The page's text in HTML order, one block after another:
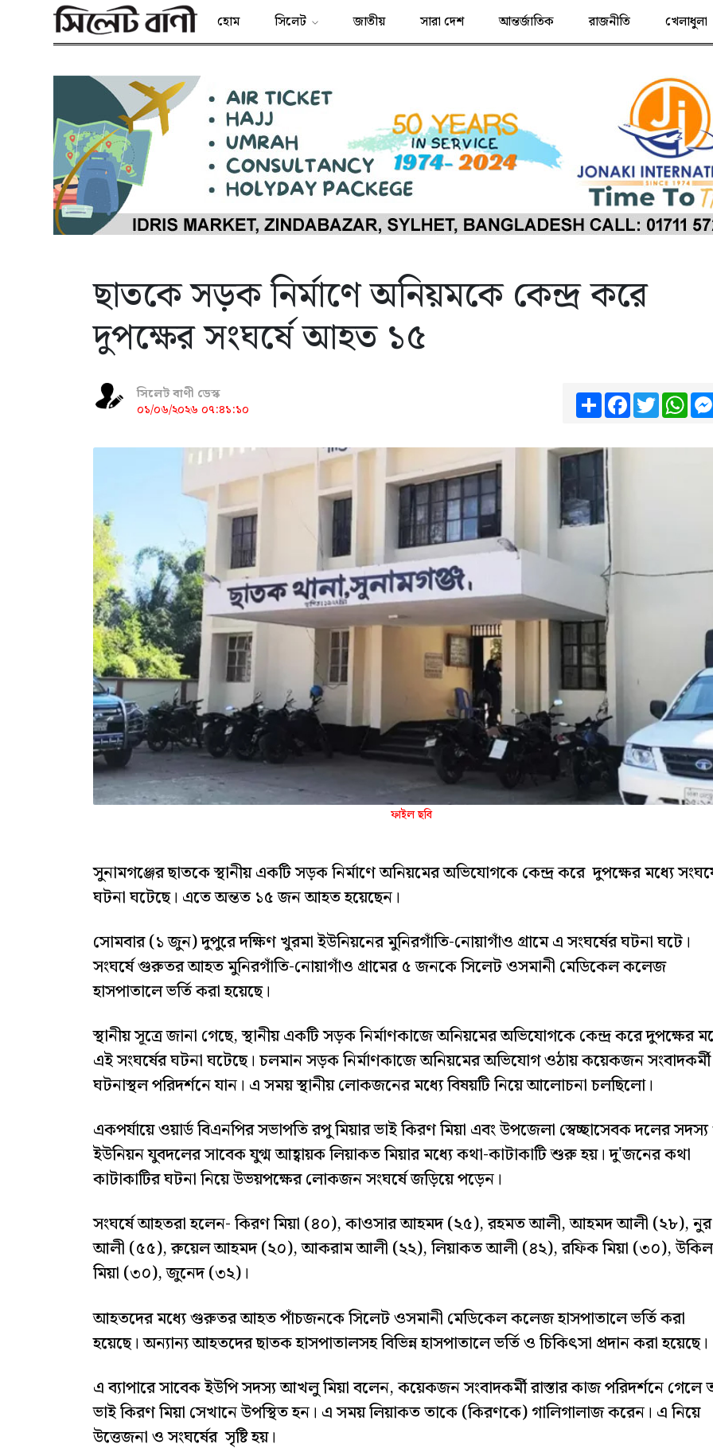
হোম সিলেট জাতীয় সারা দেশ আন্তর্জাতিক রাজনীতি খেলাধুলা
ছাতকে সড়ক নির্মাণে অনিয়মকে কেন্দ্র করে
দুপক্ষের সংঘর্ষে আহত ১৫
সিলেট বাণী ডেস্ক
০১/০৬/২০২৬ ০৭:৪১:১০
ShareFacebook
Twitter
ফাইল ছবি
সুনামগঞ্জের ছাতকে স্থানীয় একটি সড়ক নির্মাণে অনিয়মের অভিযোগকে কেন্দ্র করে দুপক্ষের মধ্যে
ঘটনা ঘটেছে। এতে অন্তত ১৫ জন আহত হয়েছেন।
সোমবার (১ জুন) দুপুরে দক্ষিণ খুরমা ইউনিয়নের মুনিরগাঁতি-নোয়াগাঁও গ্রামে এ সংঘর্ষের ঘটনা ঘটে।
সংঘর্ষে গুরুতর আহত মুনিরগাঁতি-নোয়াগাঁও গ্রামের ৫ জনকে সিলেট ওসমানী মেডিকেল কলেজ
হাসপাতালে ভর্তি করা হয়েছে।
স্থানীয় সূত্রে জানা গেছে, স্থানীয় একটি সড়ক নির্মাণকাজে অনিয়মের অভিযোগকে কেন্দ্র করে দুপক্ষের
এই সংঘর্ষের ঘটনা ঘটেছে। চলমান সড়ক নির্মাণকাজে অনিয়মের অভিযোগ ওঠায় কয়েকজন সংবাদকর্মী
ঘটনাস্থল পরিদর্শনে যান। এ সময় স্থানীয় লোকজনের মধ্যে বিষয়টি নিয়ে আলোচনা চলছিলো।
একপর্যায়ে ওয়ার্ড বিএনপির সভাপতি রপু মিয়ার ভাই কিরণ মিয়া এবং উপজেলা স্বেচ্ছাসেবক দলের
ইউনিয়ন যুবদলের সাবেক যুগ্ম আহ্বায়ক লিয়াকত মিয়ার মধ্যে কথা-কাটাকাটি শুরু হয়। দু'জনের কথা
কাটাকাটির ঘটনা নিয়ে উভয়পক্ষের লোকজন সংঘর্ষে জড়িয়ে পড়েন।
সংঘর্ষে আহতরা হলেন- কিরণ মিয়া (৪০), কাওসার আহমদ (২৫), রহমত আলী, আহমদ আলী (২৮), নুর
আলী (৫৫), রুয়েল আহমদ (২০), আকরাম আলী (২২), লিয়াকত আলী (৪২), রফিক মিয়া (৩০), উকিল
মিয়া (৩০), জুনেদ (৩২)।
আহতদের মধ্যে গুরুতর আহত পাঁচজনকে সিলেট ওসমানী মেডিকেল কলেজ হাসপাতালে ভর্তি করা
হয়েছে। অন্যান্য আহতদের ছাতক হাসপাতালসহ বিভিন্ন হাসপাতালে ভর্তি ও চিকিৎসা প্রদান করা হয়েছে।
এ ব্যাপারে সাবেক ইউপি সদস্য আখলু মিয়া বলেন, কয়েকজন সংবাদকর্মী রাস্তার কাজ পরিদর্শনে গেলে
ভাই কিরণ মিয়া সেখানে উপস্থিত হন। এ সময় লিয়াকত তাকে (কিরণকে) গালিগালাজ করেন। এ নিয়ে
উত্তেজনা ও সংঘর্ষের সৃষ্টি হয়।